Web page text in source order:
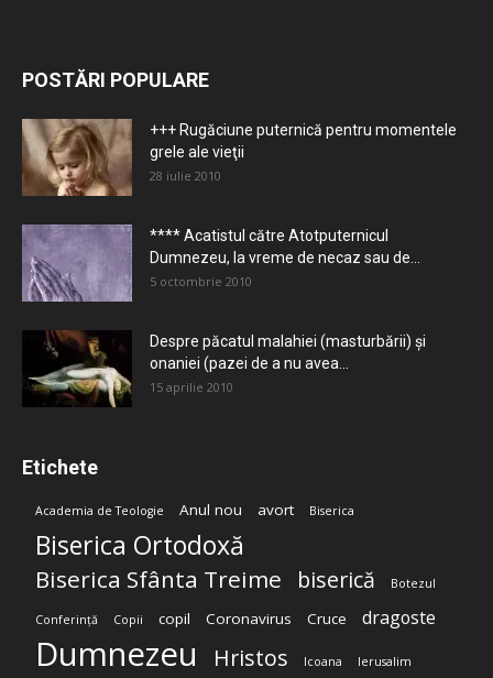
POSTĂRI POPULARE
+++ Rugăciune puternică pentru momentele
grele ale vieţii
28 iulie 2010
**** Acatistul către Atotputernicul
Dumnezeu, la vreme de necaz sau de...
5 octombrie 2010
Despre păcatul malahiei (masturbării) şi
onaniei (pazei de a nu avea...
15 aprilie 2010
Etichete
Academia de Teologie Anul nou avort Biserica
Biserica Ortodoxă
Biserica Sfânta Treime biserică Botezul
Conferință Copii copil Coronavirus Cruce dragoste
Dumnezeu Hristos Icoana Ierusalim